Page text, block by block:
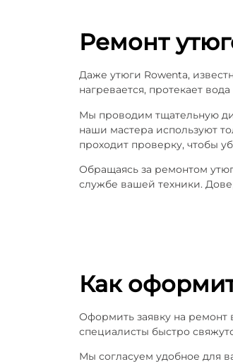
Ремонт
Даже утюги Rowenta,
нагревается, протекает
Мы проводим тщательную
наши мастера используют
проходит проверку, чтобы
Обращаясь за ремонтом
службе вашей техники.
Как
Оформить заявку на
специалисты быстро
Мы согласуем удобное для